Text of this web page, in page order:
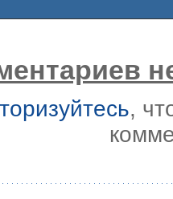
,